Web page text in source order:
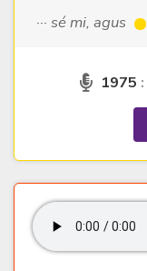
··· sé mi, agus
1975 :